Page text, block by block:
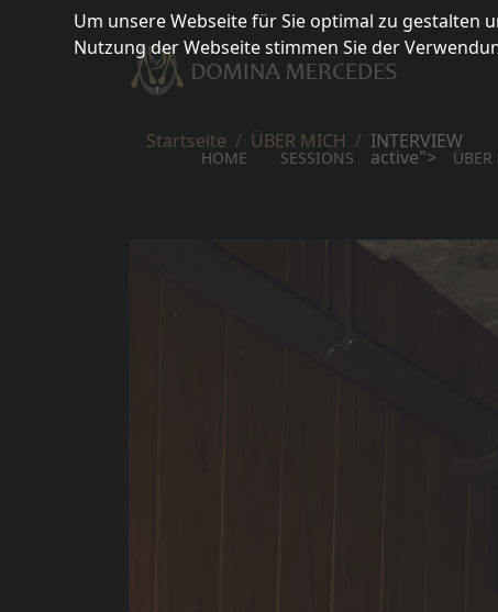
HOME SESSIONS active">
Startseite ÜBER MICH INTERVIEW
Um unsere Webseite für Sie optimal zu
Nutzung der Webseite stimmen Sie der